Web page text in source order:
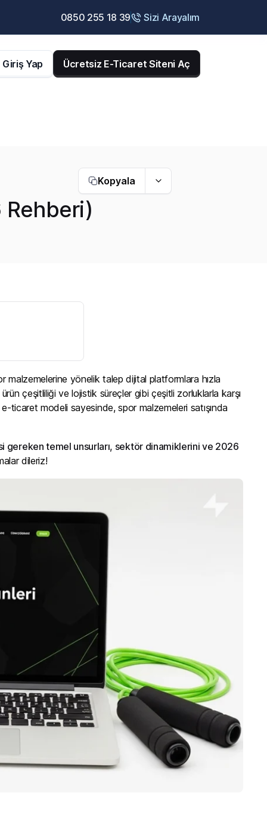
0850 255 18 39 Sizi Arayalım
Giriş Yap Ücretsiz E-Ticaret Siteni Aç
Kopyala
malzemelerine yönelik talep dijital platformlara hızla
çeşitliliği ve lojistik süreçler gibi çeşitli zorluklarla karşı
ticaret modeli sayesinde, spor malzemeleri satışında
temel unsurları, sektör dinamiklerini ve 2026
dileriz!